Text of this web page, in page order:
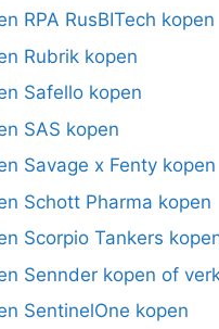
RPA RusBITech kopen
Rubrik kopen
Safello kopen
SAS kopen
Savage x Fenty kopen
Schott Pharma kopen
Scorpio Tankers
Sennder kopen of
SentinelOne kopen